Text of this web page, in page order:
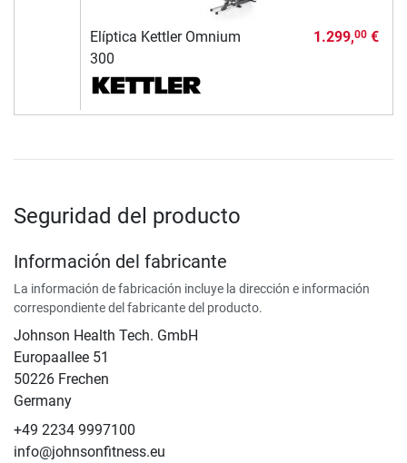
Elíptica Kettler Omnium
300
1.299,00€
Seguridad del producto
Información del fabricante
La información de fabricación incluye la dirección e información
correspondiente del fabricante del producto.
Johnson Health Tech. GmbH
Europaallee 51
50226 Frechen
Germany
+49 2234 9997100
info@johnsonfitness.eu